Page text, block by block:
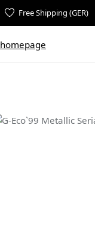
Free Shipping (GER)